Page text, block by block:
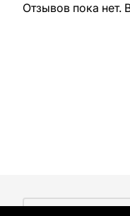
Отзывов пока нет.